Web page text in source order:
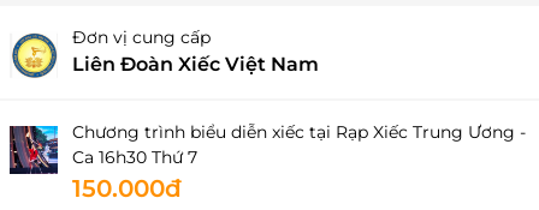
Đơn vị cung cấp
Liên Đoàn Xiếc Việt Nam
Chương trình biểu diễn xiếc tại Rạp Xiếc Trung Ương -
Ca 16h30 Thứ 7
150.000đ